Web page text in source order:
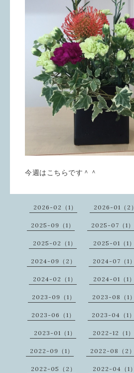
今週はこちらです＾＾
2026-02（1） 2026-01（2）
2025-09（1） 2025-07（1）
2025-02（1） 2025-01（1）
2024-09（2） 2024-07（1）
2024-02（1） 2024-01（1）
2023-09（1） 2023-08（1）
2023-06（1） 2023-04（1）
2023-01（1） 2022-12（1）
2022-09（1） 2022-08（2）
2022-05（2） 2022-04（1）